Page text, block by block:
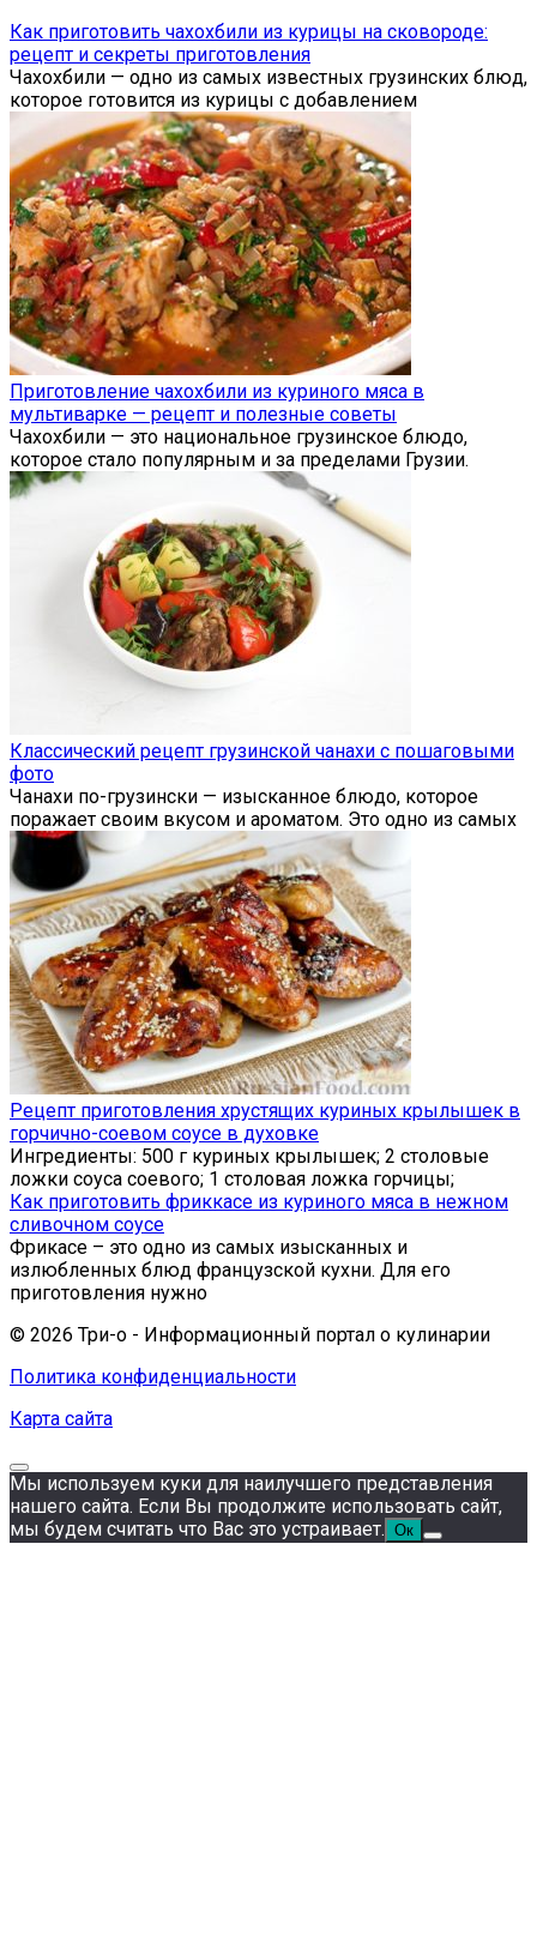
Как приготовить чахохбили из курицы на сковороде:
рецепт и секреты приготовления
Чахохбили — одно из самых известных грузинских блюд,
которое готовится из курицы с добавлением
Приготовление чахохбили из куриного мяса в
мультиварке — рецепт и полезные советы
Чахохбили — это национальное грузинское блюдо,
которое стало популярным и за пределами Грузии.
Классический рецепт грузинской чанахи с пошаговыми
фото
Чанахи по-грузински — изысканное блюдо, которое
поражает своим вкусом и ароматом. Это одно из самых
Рецепт приготовления хрустящих куриных крылышек в
горчично-соевом соусе в духовке
Ингредиенты: 500 г куриных крылышек; 2 столовые
ложки соуса соевого; 1 столовая ложка горчицы;
Как приготовить фриккасе из куриного мяса в нежном
сливочном соусе
Фрикасе – это одно из самых изысканных и
излюбленных блюд французской кухни. Для его
приготовления нужно
© 2026 Три-о - Информационный портал о кулинарии
Политика конфиденциальности
Карта сайта
Мы используем куки для наилучшего представления
нашего сайта. Если Вы продолжите использовать сайт,
мы будем считать что Вас это устраивает. Ок